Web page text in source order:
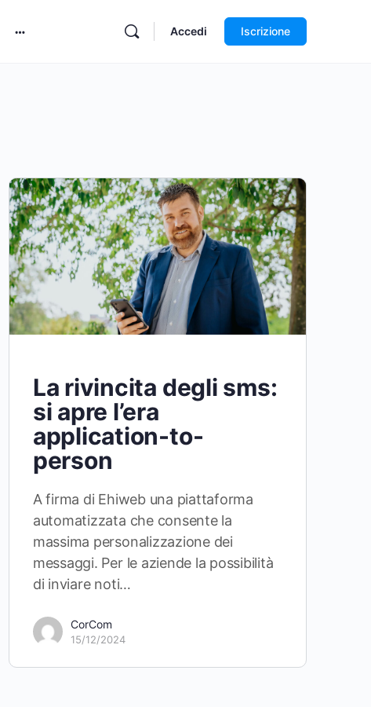
Accedi Iscrizione
La rivincita degli sms:
si apre l’era
application-to-
person
A firma di Ehiweb una piattaforma
automatizzata che consente la
massima personalizzazione dei
messaggi. Per le aziende la possibilità
di inviare noti…
CorCom
15/12/2024